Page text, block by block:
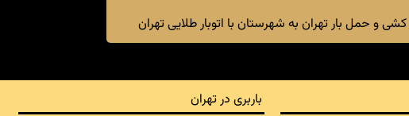
باربری در تهران